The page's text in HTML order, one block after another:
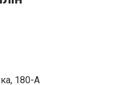
180-А